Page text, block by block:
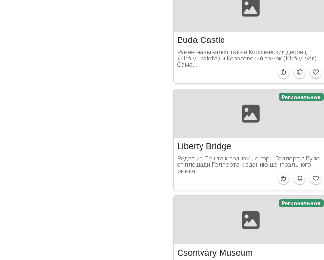
Buda Castle
Ранее назывался также Королевский дворец
(Királyi-palota) и Королевский замок (Királyi Vár).
Сама...
Региональное
Liberty Bridge
Ведёт из Пешта к подножью горы Геллерт в Буде -
от площади Геллерта к зданию центрального
рынка. ...
Региональное
Csontváry Museum